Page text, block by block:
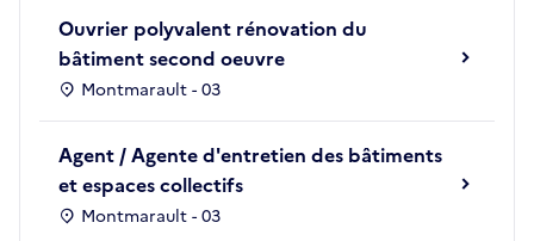
Ouvrier polyvalent rénovation du
bâtiment second oeuvre
Montmarault - 03
Agent / Agente d'entretien des bâtiments
et espaces collectifs
Montmarault - 03